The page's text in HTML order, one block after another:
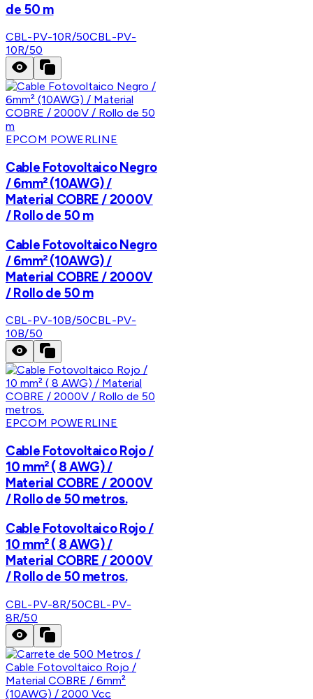
de 50 m
CBL-PV-10R/50CBL-PV-
10R/50
EPCOM POWERLINE
Cable Fotovoltaico Negro
/ 6mm² (10AWG) /
Material COBRE / 2000V
/ Rollo de 50 m
Cable Fotovoltaico Negro
/ 6mm² (10AWG) /
Material COBRE / 2000V
/ Rollo de 50 m
CBL-PV-10B/50CBL-PV-
10B/50
EPCOM POWERLINE
Cable Fotovoltaico Rojo /
10 mm² ( 8 AWG) /
Material COBRE / 2000V
/ Rollo de 50 metros.
Cable Fotovoltaico Rojo /
10 mm² ( 8 AWG) /
Material COBRE / 2000V
/ Rollo de 50 metros.
CBL-PV-8R/50CBL-PV-
8R/50